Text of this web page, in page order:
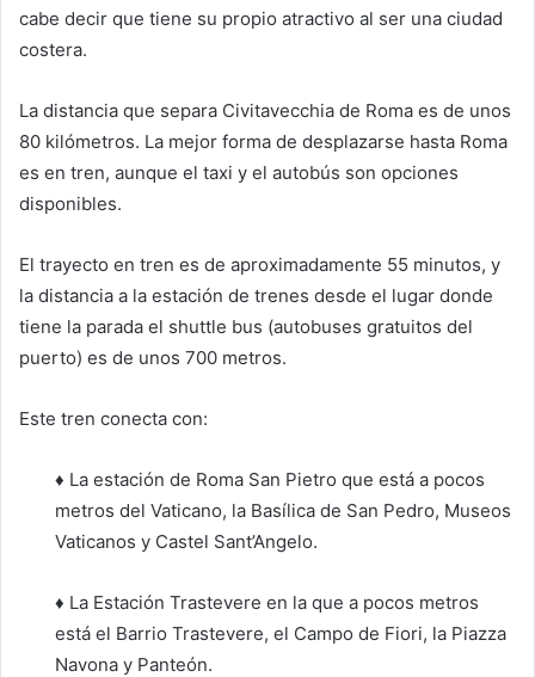
cabe decir que tiene su propio atractivo al ser una ciudad
costera.
La distancia que separa Civitavecchia de Roma es de unos
80 kilómetros. La mejor forma de desplazarse hasta Roma
es en tren, aunque el taxi y el autobús son opciones
disponibles.
El trayecto en tren es de aproximadamente 55 minutos, y
la distancia a la estación de trenes desde el lugar donde
tiene la parada el shuttle bus (autobuses gratuitos del
puerto) es de unos 700 metros.
Este tren conecta con:
♦ La estación de Roma San Pietro que está a pocos
metros del Vaticano, la Basílica de San Pedro, Museos
Vaticanos y Castel Sant’Angelo.
♦ La Estación Trastevere en la que a pocos metros
está el Barrio Trastevere, el Campo de Fiori, la Piazza
Navona y Panteón.